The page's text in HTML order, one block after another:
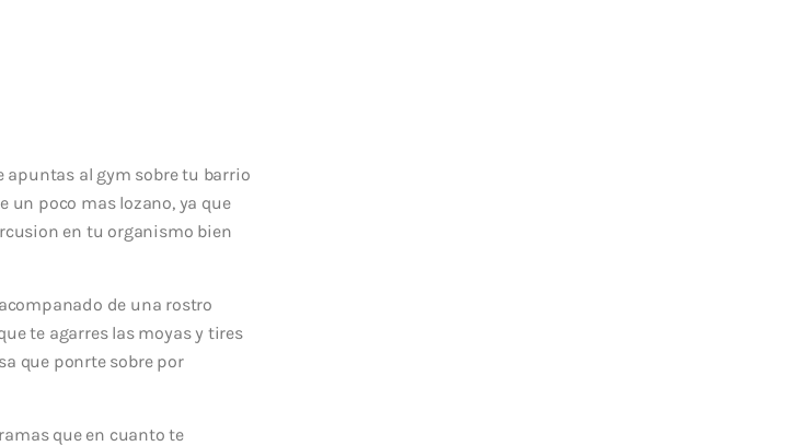
apuntas al gym sobre tu barrio
un poco mas lozano, ya que
en tu organismo bien
de una rostro
te agarres las moyas y tires
que ponrte sobre por
que en cuanto te